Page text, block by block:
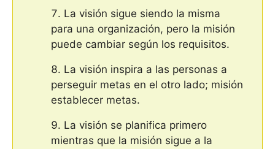
La visión sigue siendo la misma
para una organización, pero la misión
puede cambiar según los requisitos.
La visión inspira a las personas a
perseguir metas en el otro lado; misión
establecer metas.
La visión se planifica primero
mientras que la misión sigue a la